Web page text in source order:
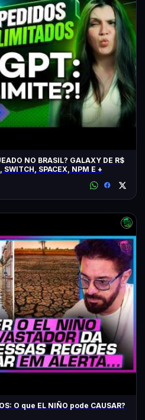
NO BRASIL? GALAXY DE R$
20 MIL? CHATGPT, GTA 6, SWITCH, SPACEX, NPM E +
O que EL NIÑO pode CAUSAR?